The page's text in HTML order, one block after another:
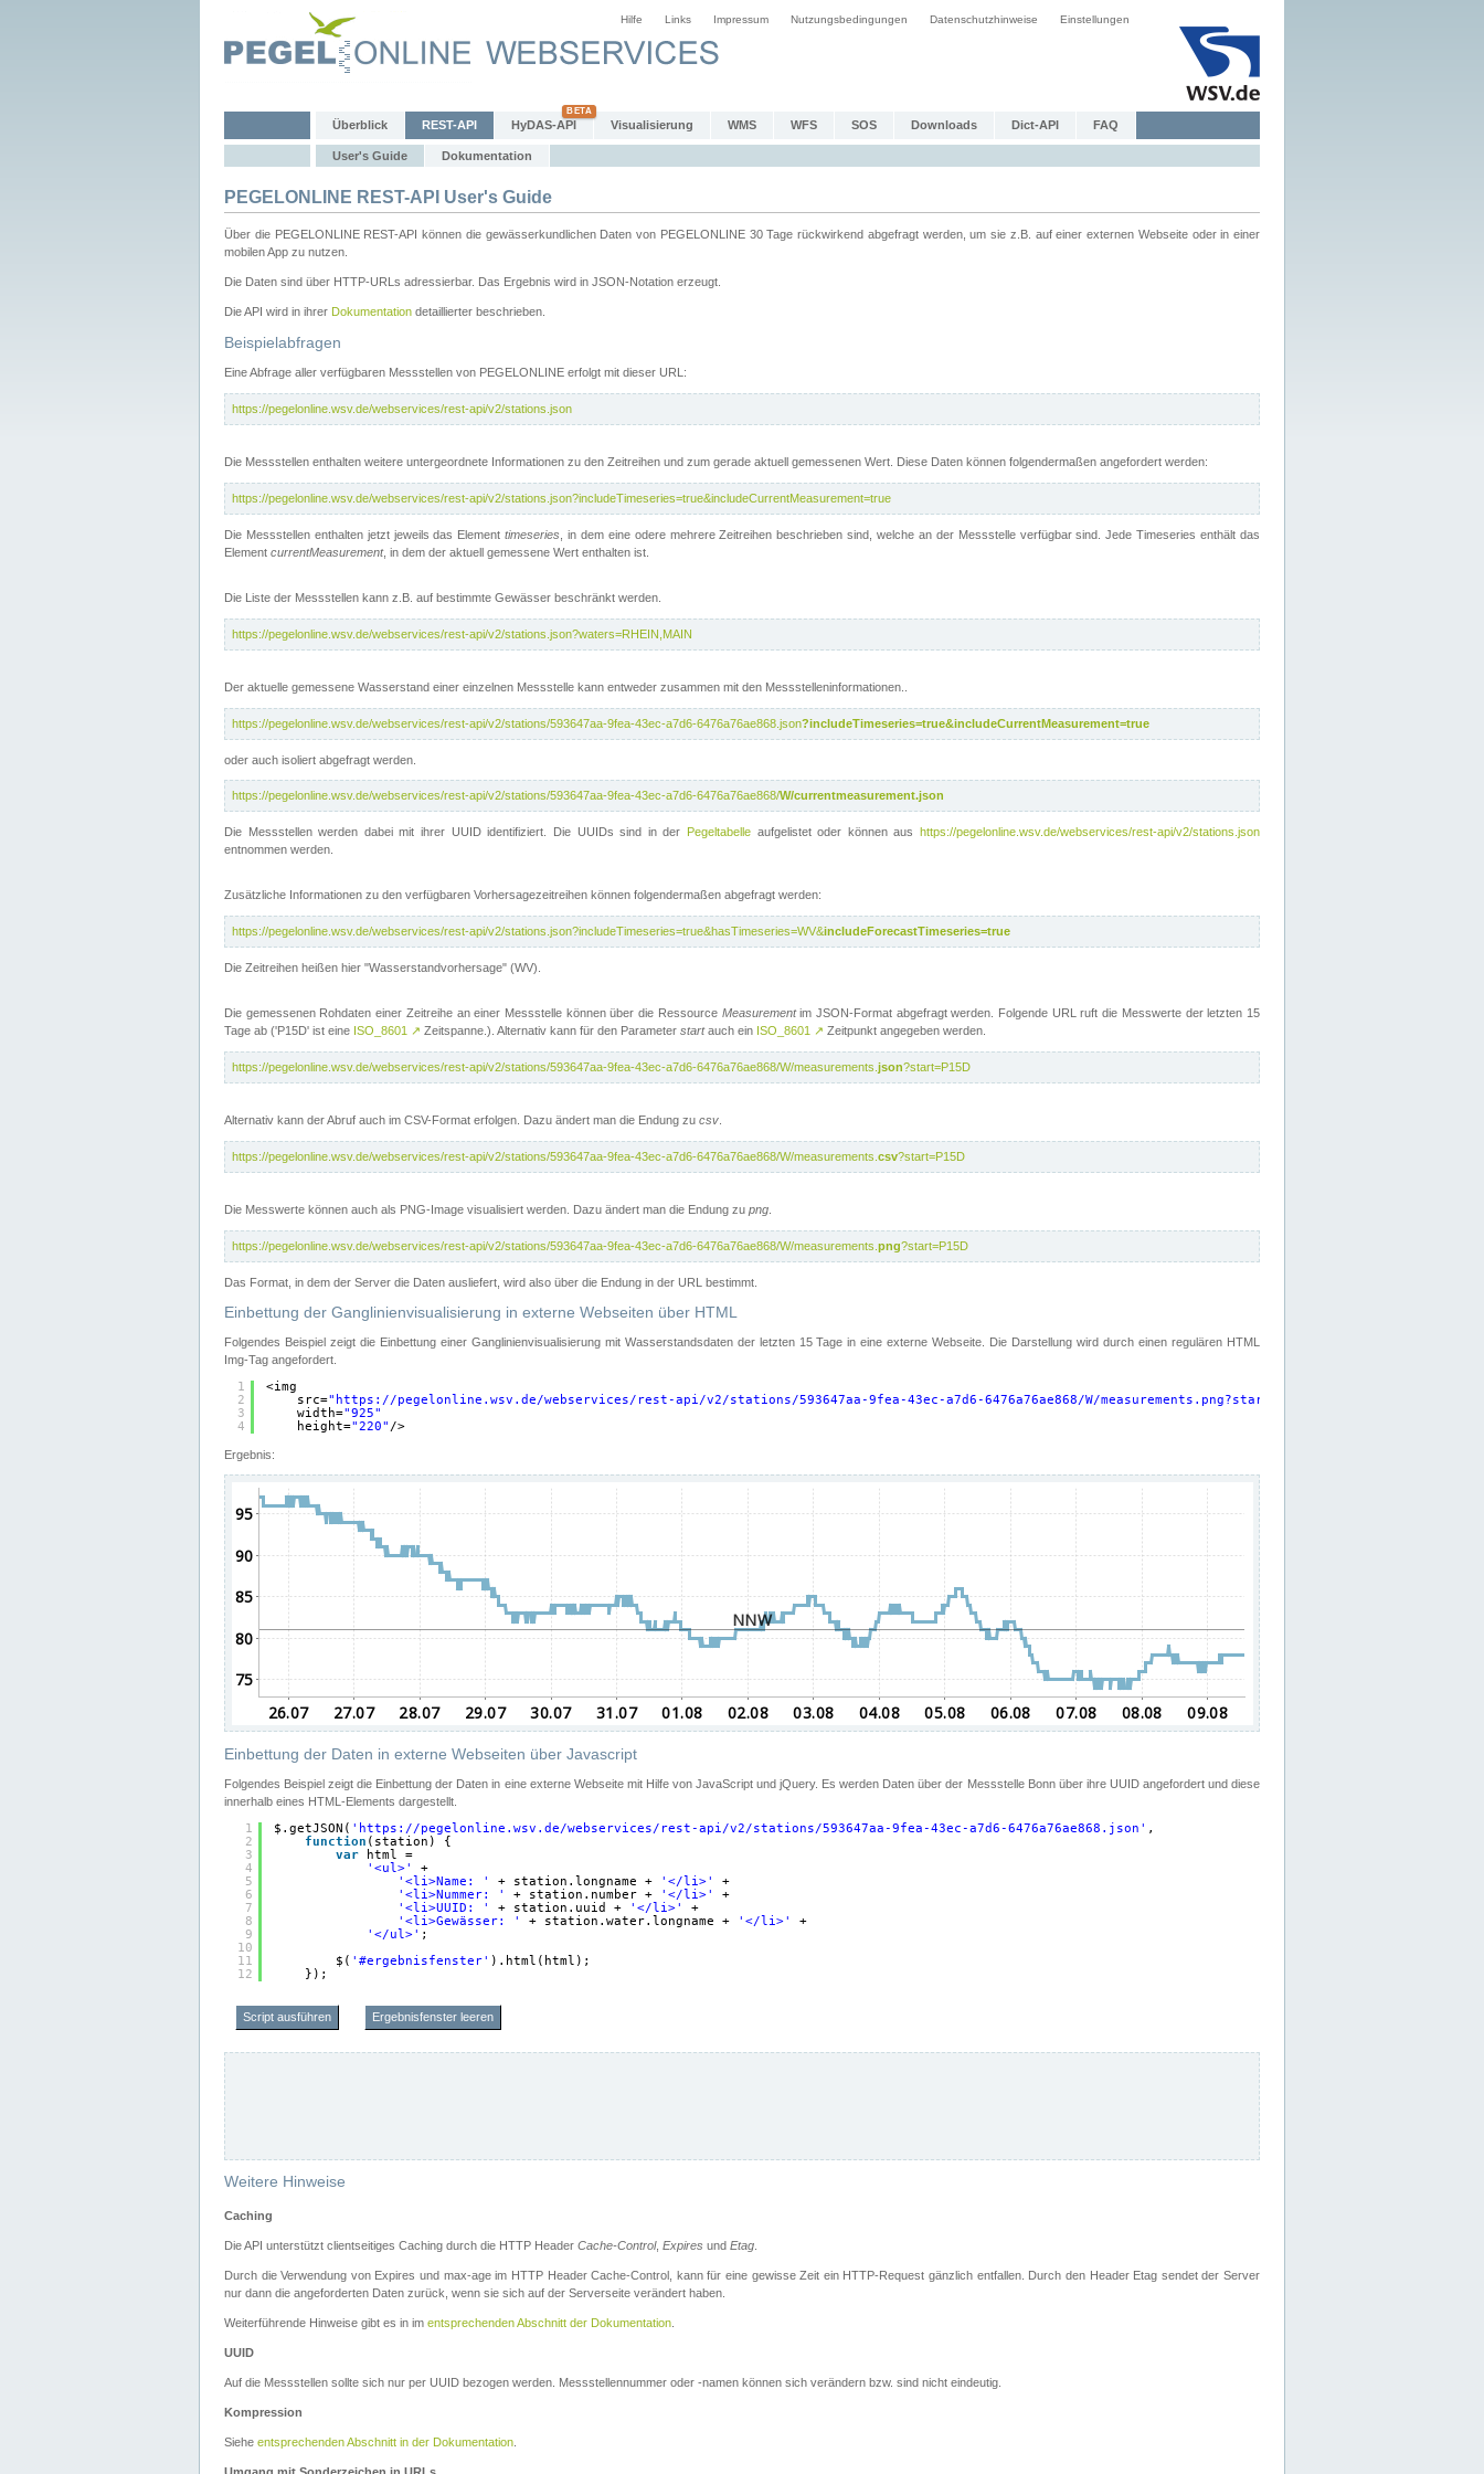
Hilfe Links Impressum Nutzungsbedingungen Datenschutzhinweise Einstellungen
Überblick REST-API HyDAS-API Visualisierung WMS WFS SOS Downloads Dict-API FAQ
User's Guide Dokumentation
PEGELONLINE REST-API User's Guide
Über die PEGELONLINE REST-API können die gewässerkundlichen Daten von PEGELONLINE 30 Tage rückwirkend abgefragt werden, um sie z.B. auf einer externen Webseite oder in einer
mobilen App zu nutzen.
Die Daten sind über HTTP-URLs adressierbar. Das Ergebnis wird in JSON-Notation erzeugt.
Die API wird in ihrer Dokumentation detaillierter beschrieben.
Beispielabfragen
Eine Abfrage aller verfügbaren Messstellen von PEGELONLINE erfolgt mit dieser URL:
https://pegelonline.wsv.de/webservices/rest-api/v2/stations.json
Die Messstellen enthalten weitere untergeordnete Informationen zu den Zeitreihen und zum gerade aktuell gemessenen Wert. Diese Daten können folgendermaßen angefordert werden:
https://pegelonline.wsv.de/webservices/rest-api/v2/stations.json?includeTimeseries=true&includeCurrentMeasurement=true
Die Messstellen enthalten jetzt jeweils das Elementtimeseries , in dem eine odere mehrere Zeitreihen beschrieben sind, welche an der Messstelle verfügbar sind. Jede Timeseries enthält das
Element currentMeasurement, in dem der aktuell gemessene Wert enthalten ist.
Die Liste der Messstellen kann z.B. auf bestimmte Gewässer beschränkt werden.
https://pegelonline.wsv.de/webservices/rest-api/v2/stations.json?waters=RHEIN,MAIN
Der aktuelle gemessene Wasserstand einer einzelnen Messstelle kann entweder zusammen mit den Messstelleninformationen..
https://pegelonline.wsv.de/webservices/rest-api/v2/stations/593647aa-9fea-43ec-a7d6-6476a76ae868.json?includeTimeseries=true&includeCurrentMeasurement=true
oder auch isoliert abgefragt werden.
https://pegelonline.wsv.de/webservices/rest-api/v2/stations/593647aa-9fea-43ec-a7d6-6476a76ae868/W/currentmeasurement.json
Die Messstellen werden dabei mit ihrer UUID identifiziert. Die UUIDs sind in der Pegeltabelleaufgelistet oder können aushttps://pegelonline.wsv.de/webservices/rest-api/v2/stations.json
entnommen werden.
Zusätzliche Informationen zu den verfügbaren Vorhersagezeitreihen können folgendermaßen abgefragt werden:
https://pegelonline.wsv.de/webservices/rest-api/v2/stations.json?includeTimeseries=true&hasTimeseries=WV&includeForecastTimeseries=true
Die Zeitreihen heißen hier "Wasserstandvorhersage" (WV).
Die gemessenen Rohdaten einer Zeitreihe an einer Messstelle können über die Ressource Measurementim JSON-Format abgefragt werden. Folgende URL ruft die Messwerte der letzten 15
Tage ab ('P15D' ist eine ISO_8601 ↗ Zeitspanne.). Alternativ kann für den Parameter startauch ein ISO_8601 ↗ Zeitpunkt angegeben werden.
https://pegelonline.wsv.de/webservices/rest-api/v2/stations/593647aa-9fea-43ec-a7d6-6476a76ae868/W/measurements. json?start=P15D
Alternativ kann der Abruf auch im CSV-Format erfolgen. Dazu ändert man die Endung zu csv
https://pegelonline.wsv.de/webservices/rest-api/v2/stations/593647aa-9fea-43ec-a7d6-6476a76ae868/W/measurements. csv?start=P15D
Die Messwerte können auch als PNG-Image visualisiert werden. Dazu ändert man die Endung zu png
https://pegelonline.wsv.de/webservices/rest-api/v2/stations/593647aa-9fea-43ec-a7d6-6476a76ae868/W/measurements. png?start=P15D
Das Format, in dem der Server die Daten ausliefert, wird also über die Endung in der URL bestimmt.
Einbettung der Ganglinienvisualisierung in externe Webseiten über HTML
Folgendes Beispiel zeigt die Einbettung einer Ganglinienvisualisierung mit Wasserstandsdaten der letzten 15 Tage in eine externe Webseite. Die Darstellung wird durch einen regulären HTML
Img-Tag angefordert.
1
2
3
4
<img
src=" https://pegelonline.wsv.de/webservices/rest-api/v2/stations/593647aa-9fea-43ec-a7d6-6476a76ae868/W/measurements.png?start=P15D&width=925&height=220
width="925"
height="220" />
Ergebnis:
Einbettung der Daten in externe Webseiten über Javascript
Folgendes Beispiel zeigt die Einbettung der Daten in eine externe Webseite mit Hilfe von JavaScript und jQuery. Es werden Daten über der Messstelle Bonn über ihre UUID angefordert und diese
innerhalb eines HTML-Elements dargestellt.
1
2
3
4
5
6
7
8
9
10
11
12
$.getJSON( ' https://pegelonline.wsv.de/webservices/rest-api/v2/stations/593647aa-9fea-43ec-a7d6-6476a76ae868.json ' ,
function (station) {
var
html =
'<ul>'
+
'<li>Name: '
+ station.longname + '</li>'
+
'<li>Nummer: '
+ station.number + '</li>'
+
'<li>UUID: '
+ station.uuid + '</li>'
+
'<li>Gewässer: '
+ station.water.longname + '</li>'
+
'</ul>' ;
$( '#ergebnisfenster' ).html(html);
});
Script ausführen Ergebnisfenster leeren
Weitere Hinweise
Caching
Die API unterstützt clientseitiges Caching durch die HTTP Header Cache-Control, Expires und Etag.
Durch die Verwendung von Expires und max-age im HTTP Header Cache-Control, kann für eine gewisse Zeit ein HTTP-Request gänzlich entfallen. Durch den Header Etag sendet der Server
nur dann die angeforderten Daten zurück, wenn sie sich auf der Serverseite verändert haben.
Weiterführende Hinweise gibt es in im entsprechenden Abschnitt der Dokumentation.
UUID
Auf die Messstellen sollte sich nur per UUID bezogen werden. Messstellennummer oder -namen können sich verändern bzw. sind nicht eindeutig.
Kompression
Siehe entsprechenden Abschnitt in der Dokumentation.